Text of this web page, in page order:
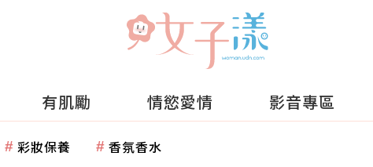
有肌勵 情慾愛情 影音專區
彩妝保養 香氛香水